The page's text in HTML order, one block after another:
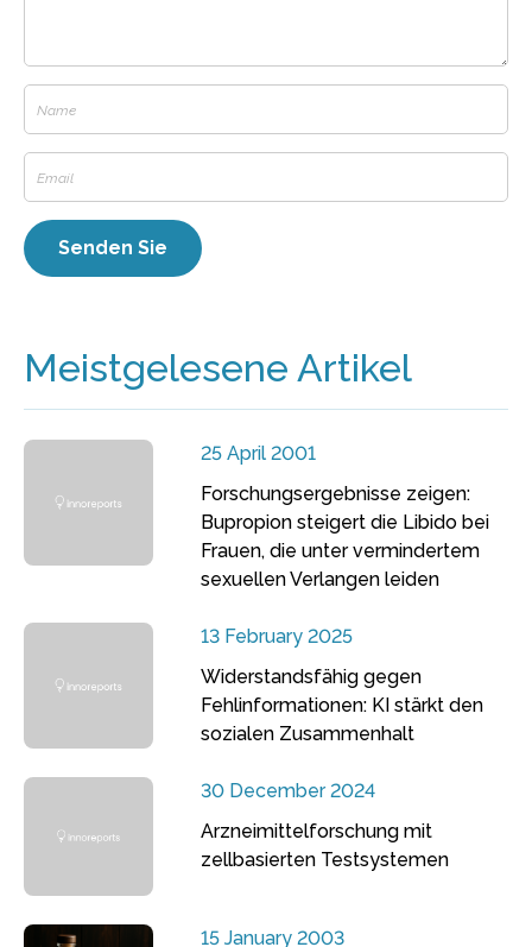
Meistgelesene Artikel
25 April 2001
Forschungsergebnisse zeigen:
Bupropion steigert die Libido bei
Frauen, die unter vermindertem
sexuellen Verlangen leiden
13 February 2025
Widerstandsfähig gegen
Fehlinformationen: KI stärkt den
sozialen Zusammenhalt
30 December 2024
Arzneimittelforschung mit
zellbasierten Testsystemen
15 January 2003